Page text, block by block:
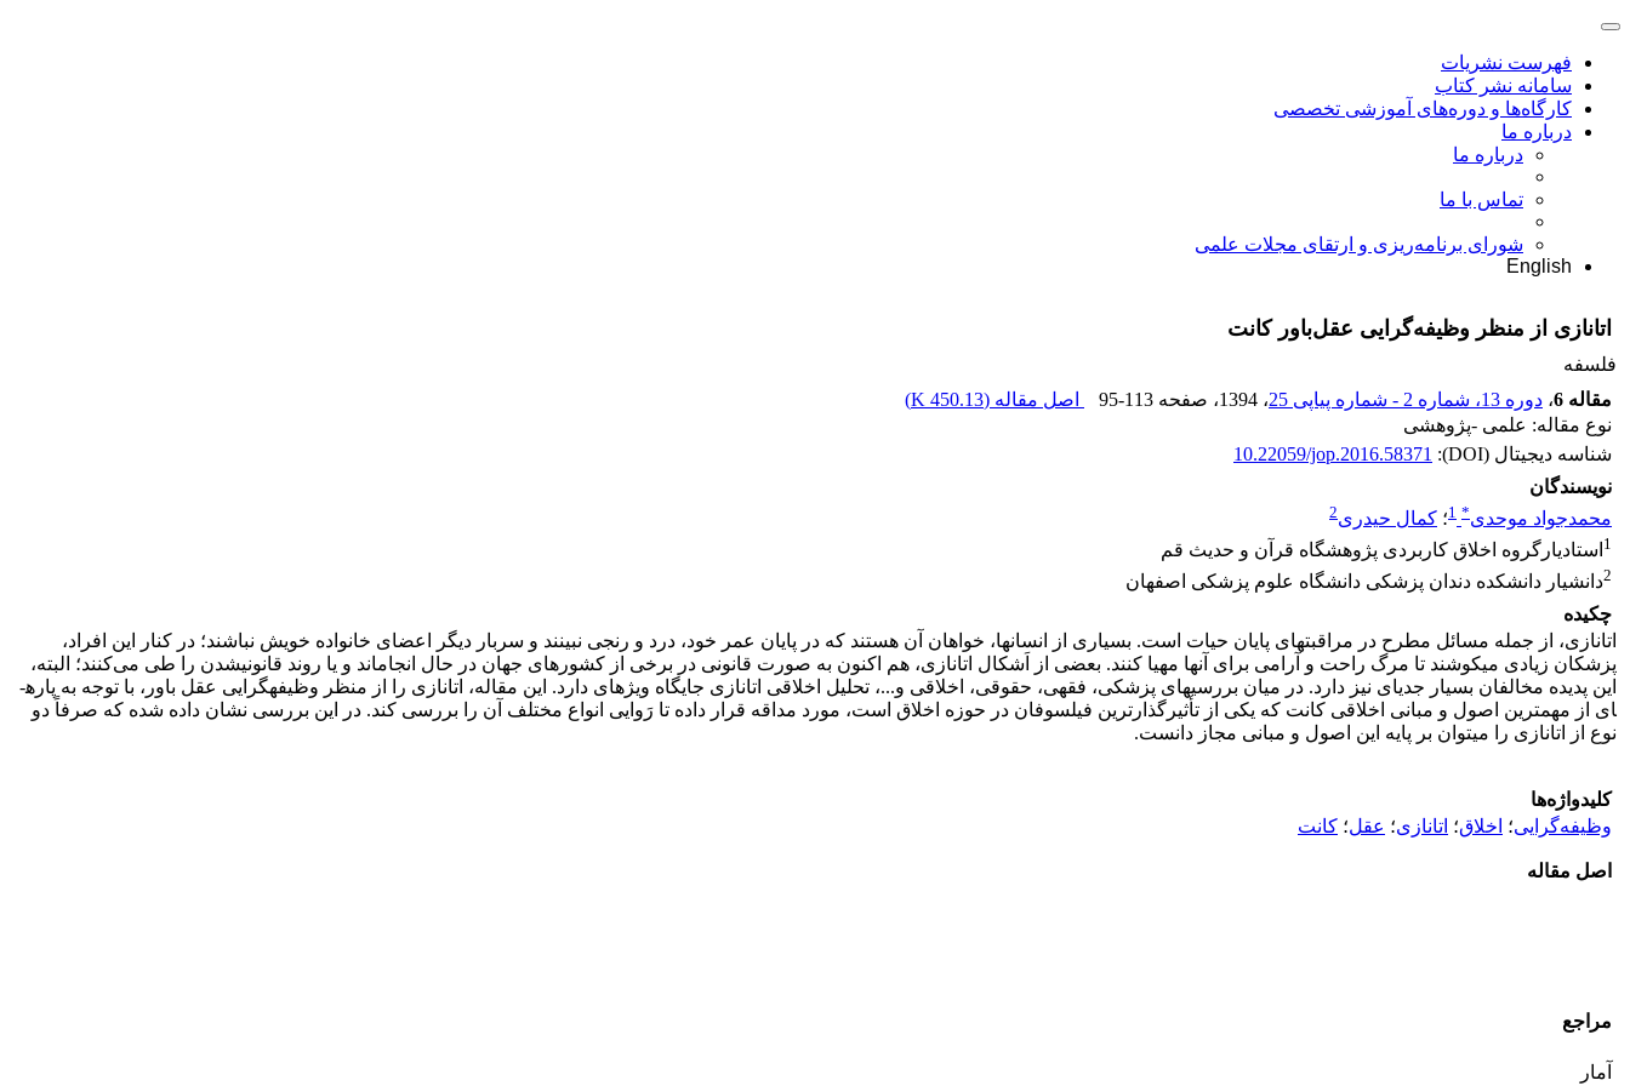
فهرست نشریات
سامانه نشر کتاب
کارگاه‌ها و دوره‌های آموزشی تخصصی
درباره ما
درباره ما
تماس با ما
شورای برنامه‌ریزی و ارتقای مجلات علمی
English
اتانازی از منظر وظیفه‌گرایی عقل‌باور کانت
فلسفه
مقاله 6
، دوره 13، شماره 2 - شماره پیاپی 25 ، 1394 ، صفحه 95-113 اصل مقاله (450.13 K
)
نوع مقاله: علمی -پژوهشی
شناسه دیجیتال (DOI):
10.22059/jop.2016.58371
نویسندگان
محمدجواد موحدی*
1؛ کمال حیدری2
1 استادیارگروه اخلاق کاربردی پژوهشگاه قرآن و حدیث قم
2دانشیار دانشکده دندان پزشکی دانشگاه علوم پزشکی اصفهان
چکیده
اتانازی، از جمله مسائل مطرح در مراقبت­های پایان حیات است. بسیاری از انسانها، خواهان آن هستند که در پایان عمر خود، درد و رنجی نبینند و سربار دیگر اعضای خانواده خویش نباشند؛ در کنار این افراد،
پزشکان زیادی می­کوشند تا مرگ راحت و آرامی برای آنها مهیا کنند. بعضی از اَشکال اتانازی، هم اکنون به صورت قانونی در برخی از کشورهای جهان در حال انجام­اند و یا روند قانونی­شدن را طی می‌کنند؛ البته،
این پدیده مخالفان بسیار جدی­ای نیز دارد. در میان بررسی­های پزشکی، فقهی، حقوقی، اخلاقی و...، تحلیل اخلاقی اتانازی جایگاه ویژه­ای دارد. این مقاله، اتانازی را از منظر وظیفه­گرایی عقل باور، با توجه به پاره­
ای از مهمترین اصول و مبانی اخلاقی کانت که یکی از تأثیرگذارترین فیلسوفان در حوزه اخلاق است، مورد مداقه قرار داده تا رَوایی انواع مختلف آن را بررسی کند. در این بررسی نشان داده شده که صرفاً دو
نوع از اتانازی را می­توان بر پایه این اصول و مبانی مجاز دانست.
کلیدواژه‌ها
وظیفه‌گرایی؛ اخلاق؛ اتانازی؛ عقل؛ کانت
اصل مقاله
مراجع
آمار